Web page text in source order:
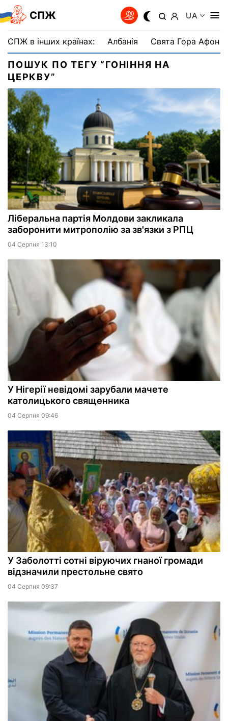
СПЖ UA
СПЖ в інших країнах: Албанія Свята Гора Афон
ПОШУК ПО ТЕГУ “ГОНІННЯ НА
ЦЕРКВУ”
Ліберальна партія Молдови закликала
заборонити митрополію за зв'язки з РПЦ
04 Серпня 13:10
У Нігерії невідомі зарубали мачете
католицького священника
04 Серпня 09:46
У Заболотті сотні віруючих гнаної громади
відзначили престольне свято
04 Серпня 09:37